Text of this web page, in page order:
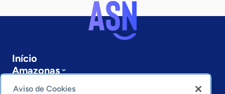
Início
Amazonas
Sobre a ASN
Aviso de Cookies